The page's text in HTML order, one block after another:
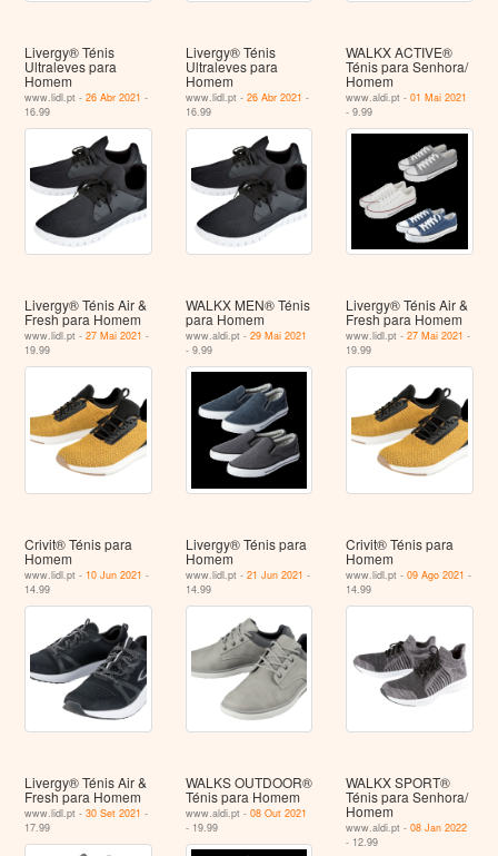
Livergy® Ténis
Ultraleves para
Homem
www.lidl.pt -26 Abr 2021 -
16.99
Livergy® Ténis
Ultraleves para
Homem
www.lidl.pt - 26 Abr 2021 -
16.99
WALKX ACTIVE®
Ténis para Senhora/
Homem
www.aldi.pt -01 Mai 2021
- 9.99
Livergy® Ténis Air &
Fresh para Homem
www.lidl.pt -27 Mai 2021 -
19.99
WALKX MEN® Ténis
para Homem
www.aldi.pt - 29 Mai 2021
- 9.99
Livergy® Ténis Air &
Fresh para Homem
www.lidl.pt -27 Mai 2021 -
19.99
Crivit® Ténis para
Homem
www.lidl.pt - 10 Jun 2021 -
14.99
Livergy® Ténis para
Homem
www.lidl.pt - 21 Jun 2021 -
14.99
Crivit® Ténis para
Homem
www.lidl.pt -09 Ago 2021 -
14.99
Livergy® Ténis Air &
Fresh para Homem
www.lidl.pt -30 Set 2021 -
17.99
WALKS OUTDOOR®
Ténis para Homem
www.aldi.pt - 08 Out 2021
- 19.99
WALKX SPORT®
Ténis para Senhora/
Homem
www.aldi.pt -08 Jan 2022
- 12.99